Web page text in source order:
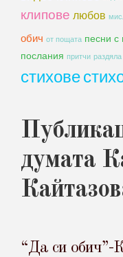
клипове любов
обич от пощата песни с
послания притчи раздяла
стихове
думата
“Да си обич”-